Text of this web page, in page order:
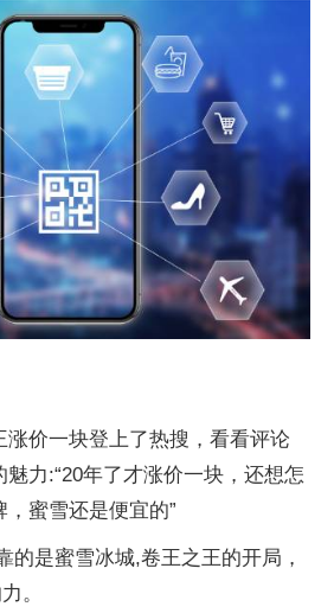
涨价一块登上了热搜，看看评论
力:“20年了才涨价一块，还想怎
，蜜雪还是便宜的”
的是蜜雪冰城,卷王之王的开局，
。